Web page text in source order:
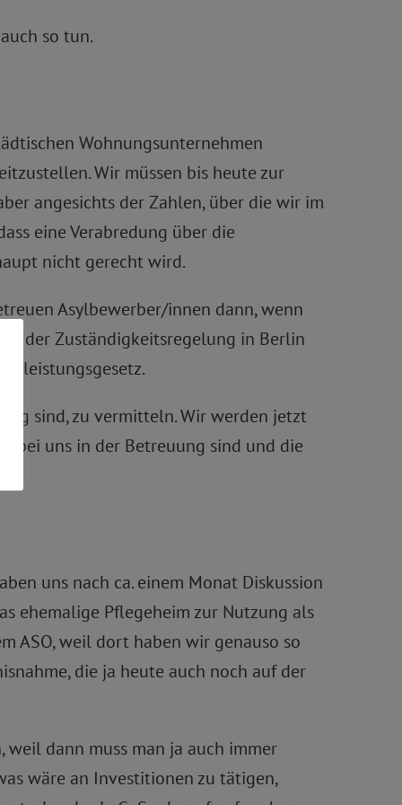
so tun.
Wohnungsunternehmen
Wir müssen bis heute zur
angesichts der Zahlen, über die wir im
eine Verabredung über die
nicht gerecht wird.
Asylbewerber/innen dann, wenn
der Zuständigkeitsregelung in Berlin
sind, zu vermitteln. Wir werden jetzt
bei uns in der Betreuung sind und die
uns nach ca. einem Monat Diskussion
ehemalige Pflegeheim zur Nutzung als
ASO, weil dort haben wir genauso so
die ja heute auch noch auf der
dann muss man ja auch immer
wäre an Investitionen zu tätigen,